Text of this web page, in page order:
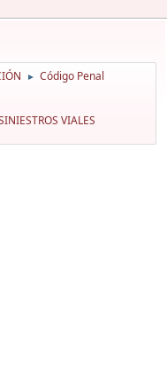
► Código Penal
VIALES